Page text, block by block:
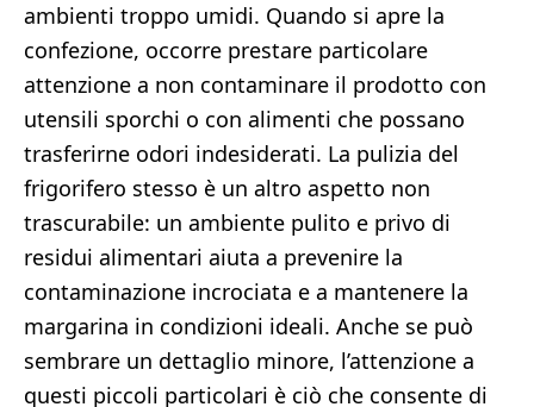
ambienti troppo umidi. Quando si apre la
confezione, occorre prestare particolare
attenzione a non contaminare il prodotto con
utensili sporchi o con alimenti che possano
trasferirne odori indesiderati. La pulizia del
frigorifero stesso è un altro aspetto non
trascurabile: un ambiente pulito e privo di
residui alimentari aiuta a prevenire la
contaminazione incrociata e a mantenere la
margarina in condizioni ideali. Anche se può
sembrare un dettaglio minore, l’attenzione a
questi piccoli particolari è ciò che consente di